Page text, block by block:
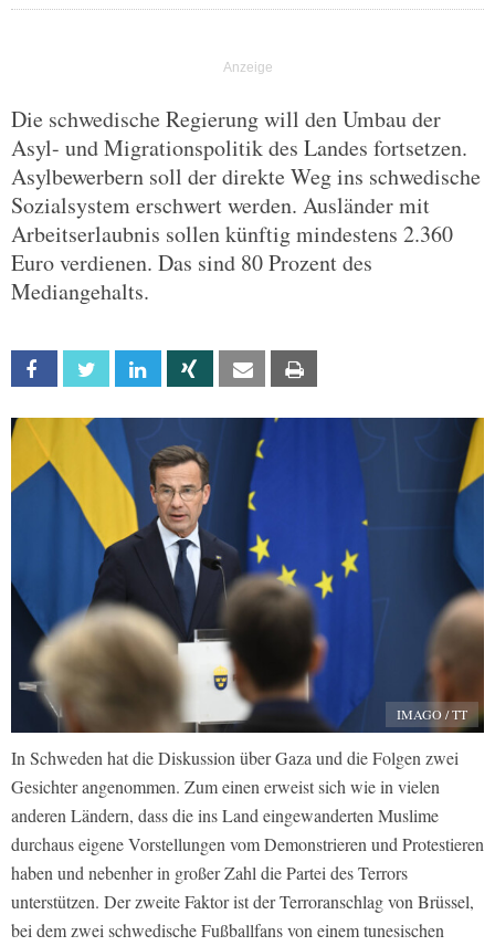
Die schwedische Regierung will den Umbau der
Asyl- und Migrationspolitik des Landes fortsetzen.
Asylbewerbern soll der direkte Weg ins schwedische
Sozialsystem erschwert werden. Ausländer mit
Arbeitserlaubnis sollen künftig mindestens 2.360
Euro verdienen. Das sind 80 Prozent des
Mediangehalts.
Facebook Twitter Linkedin Xing Email
IMAGO / TT
In Schweden hat die Diskussion über Gaza und die Folgen zwei
Gesichter angenommen. Zum einen erweist sich wie in vielen
anderen Ländern, dass die ins Land eingewanderten Muslime
durchaus eigene Vorstellungen vom Demonstrieren und Protestieren
haben und nebenher in großer Zahl die Partei des Terrors
unterstützen. Der zweite Faktor ist der Terroranschlag von Brüssel,
bei dem zwei schwedische Fußballfans von einem tunesischen